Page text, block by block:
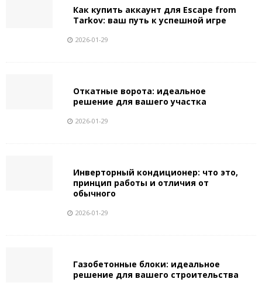
Как купить аккаунт для Escape from
Tarkov: ваш путь к успешной игре
2026-01-29
Откатные ворота: идеальное
решение для вашего участка
2026-01-29
Инверторный кондиционер: что это,
принцип работы и отличия от
обычного
2026-01-29
Газобетонные блоки: идеальное
решение для вашего строительства